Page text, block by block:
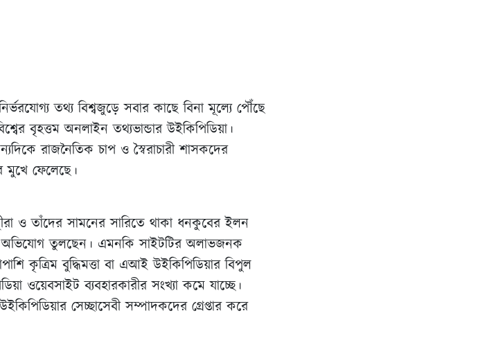
তথ্য বিশ্বজুড়ে সবার কাছে বিনা মূল্যে পৌঁছে
বৃহত্তম অনলাইন তথ্যভান্ডার উইকিপিডিয়া।
রাজনৈতিক চাপ ও স্বৈরাচারী শাসকদের
মুখে ফেলেছে।
ও তাঁদের সামনের সারিতে থাকা ধনকুবের ইলন
অভিযোগ তুলছেন। এমনকি সাইটটির অলাভজনক
কৃত্রিম বুদ্ধিমত্তা বা এআই উইকিপিডিয়ার বিপুল
ওয়েবসাইট ব্যবহারকারীর সংখ্যা কমে যাচ্ছে।
সেচ্ছাসেবী সম্পাদকদের গ্রেপ্তার করে